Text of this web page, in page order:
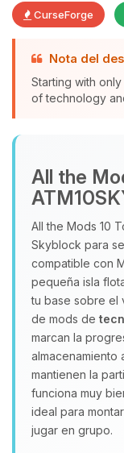
CurseForge
Nota del
Starting with
of technology
All the
All the Mods 10
Skyblock para
compatible con
pequeña isla
tu base sobre el
de mods de
marcan la
almacenamiento
mantienen la
funciona muy
ideal para
jugar en grupo.
que
08/